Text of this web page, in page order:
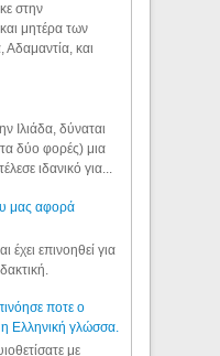
στην
μητέρα των
Αδαμαντία, και
Ιλιάδα, δύναται
δύο φορές) μια
ιδανικό για...
μας αφορά
επινοηθεί για
ποτε ο
η Ελληνική γλώσσα.
με